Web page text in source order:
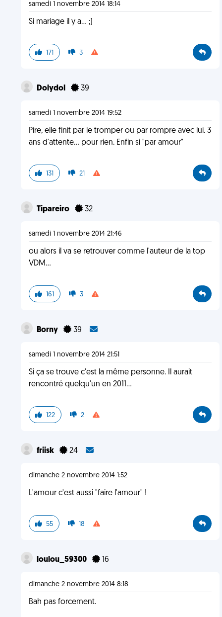
samedi 1 novembre 2014 18:14
Si mariage il y a... ;)
171 3
Dolydol 39
samedi 1 novembre 2014 19:52
Pire, elle finit par le tromper ou par rompre avec lui. 3
ans d'attente... pour rien. Enfin si "par amour"
131 21
Tipareiro 32
samedi 1 novembre 2014 21:46
ou alors il va se retrouver comme l'auteur de la top
VDM...
161 3
Borny 39
samedi 1 novembre 2014 21:51
Si ça se trouve c'est la même personne. Il aurait
rencontré quelqu'un en 2011...
122 2
friisk 24
dimanche 2 novembre 2014 1:52
L'amour c'est aussi "faire l'amour" !
55 18
loulou_59300 16
dimanche 2 novembre 2014 8:18
Bah pas forcement.